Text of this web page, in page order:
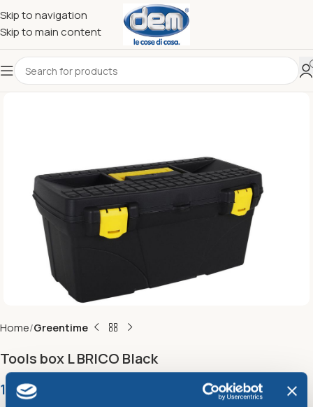
Skip to navigation
Skip to main content
Home Greentime
Tools box L BRICO Black
17,90€